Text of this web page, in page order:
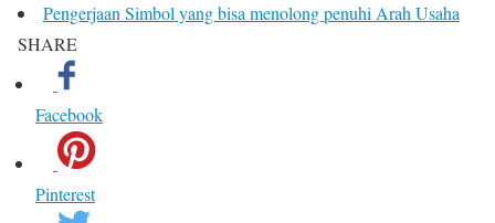
Pengerjaan Simbol yang bisa menolong penuhi Arah Usaha
SHARE
Facebook
Pinterest